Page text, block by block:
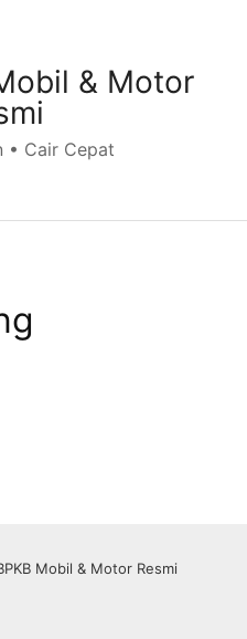
& Motor
• Cair Cepat
Mobil & Motor Resmi